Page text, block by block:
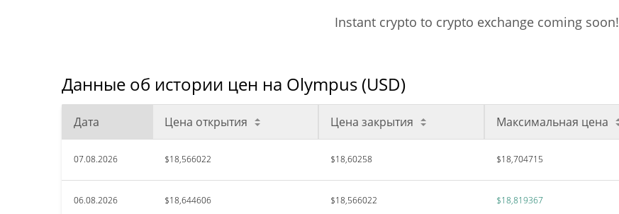
Instant crypto to crypto exchange coming soon!
Данные об истории цен на Olympus (USD)
Дата Цена открытия Цена закрытия Максимальная цена
07.08.2026 $18,566022 $18,60258 $18,704715
06.08.2026 $18,644606 $18,566022 $18,819367